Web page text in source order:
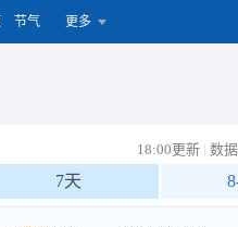
节气 更多
18:00更新 | 数
7天